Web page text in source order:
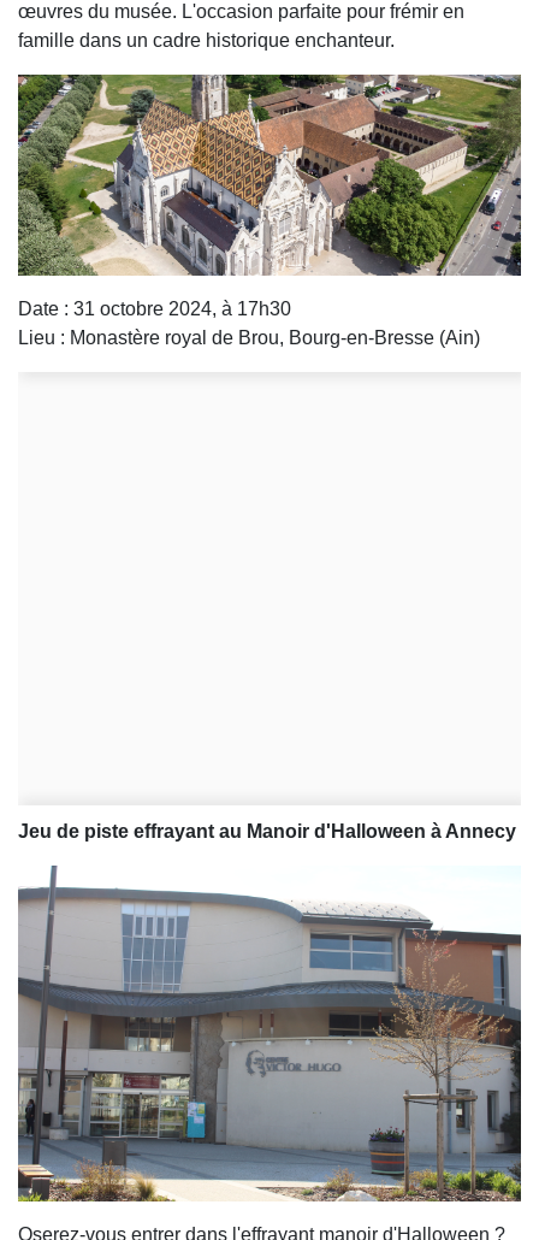
œuvres du musée. L'occasion parfaite pour frémir en
famille dans un cadre historique enchanteur.
Date : 31 octobre 2024, à 17h30
Lieu : Monastère royal de Brou, Bourg-en-Bresse (Ain)
Jeu de piste effrayant au Manoir d'Halloween à Annecy
Oserez-vous entrer dans l'effrayant manoir d'Halloween ?